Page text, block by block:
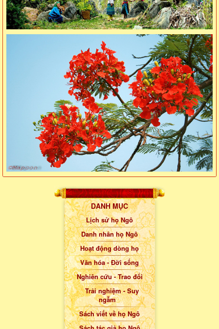
DANH MỤC
Lịch sử họ Ngô
Danh nhân họ Ngô
Hoạt động dòng họ
Văn hóa - Đời sống
Nghiên cứu - Trao đổi
Trải nghiệm - Suy
ngẫm
Sách viết về họ Ngô